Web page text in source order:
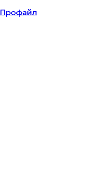
Профайл